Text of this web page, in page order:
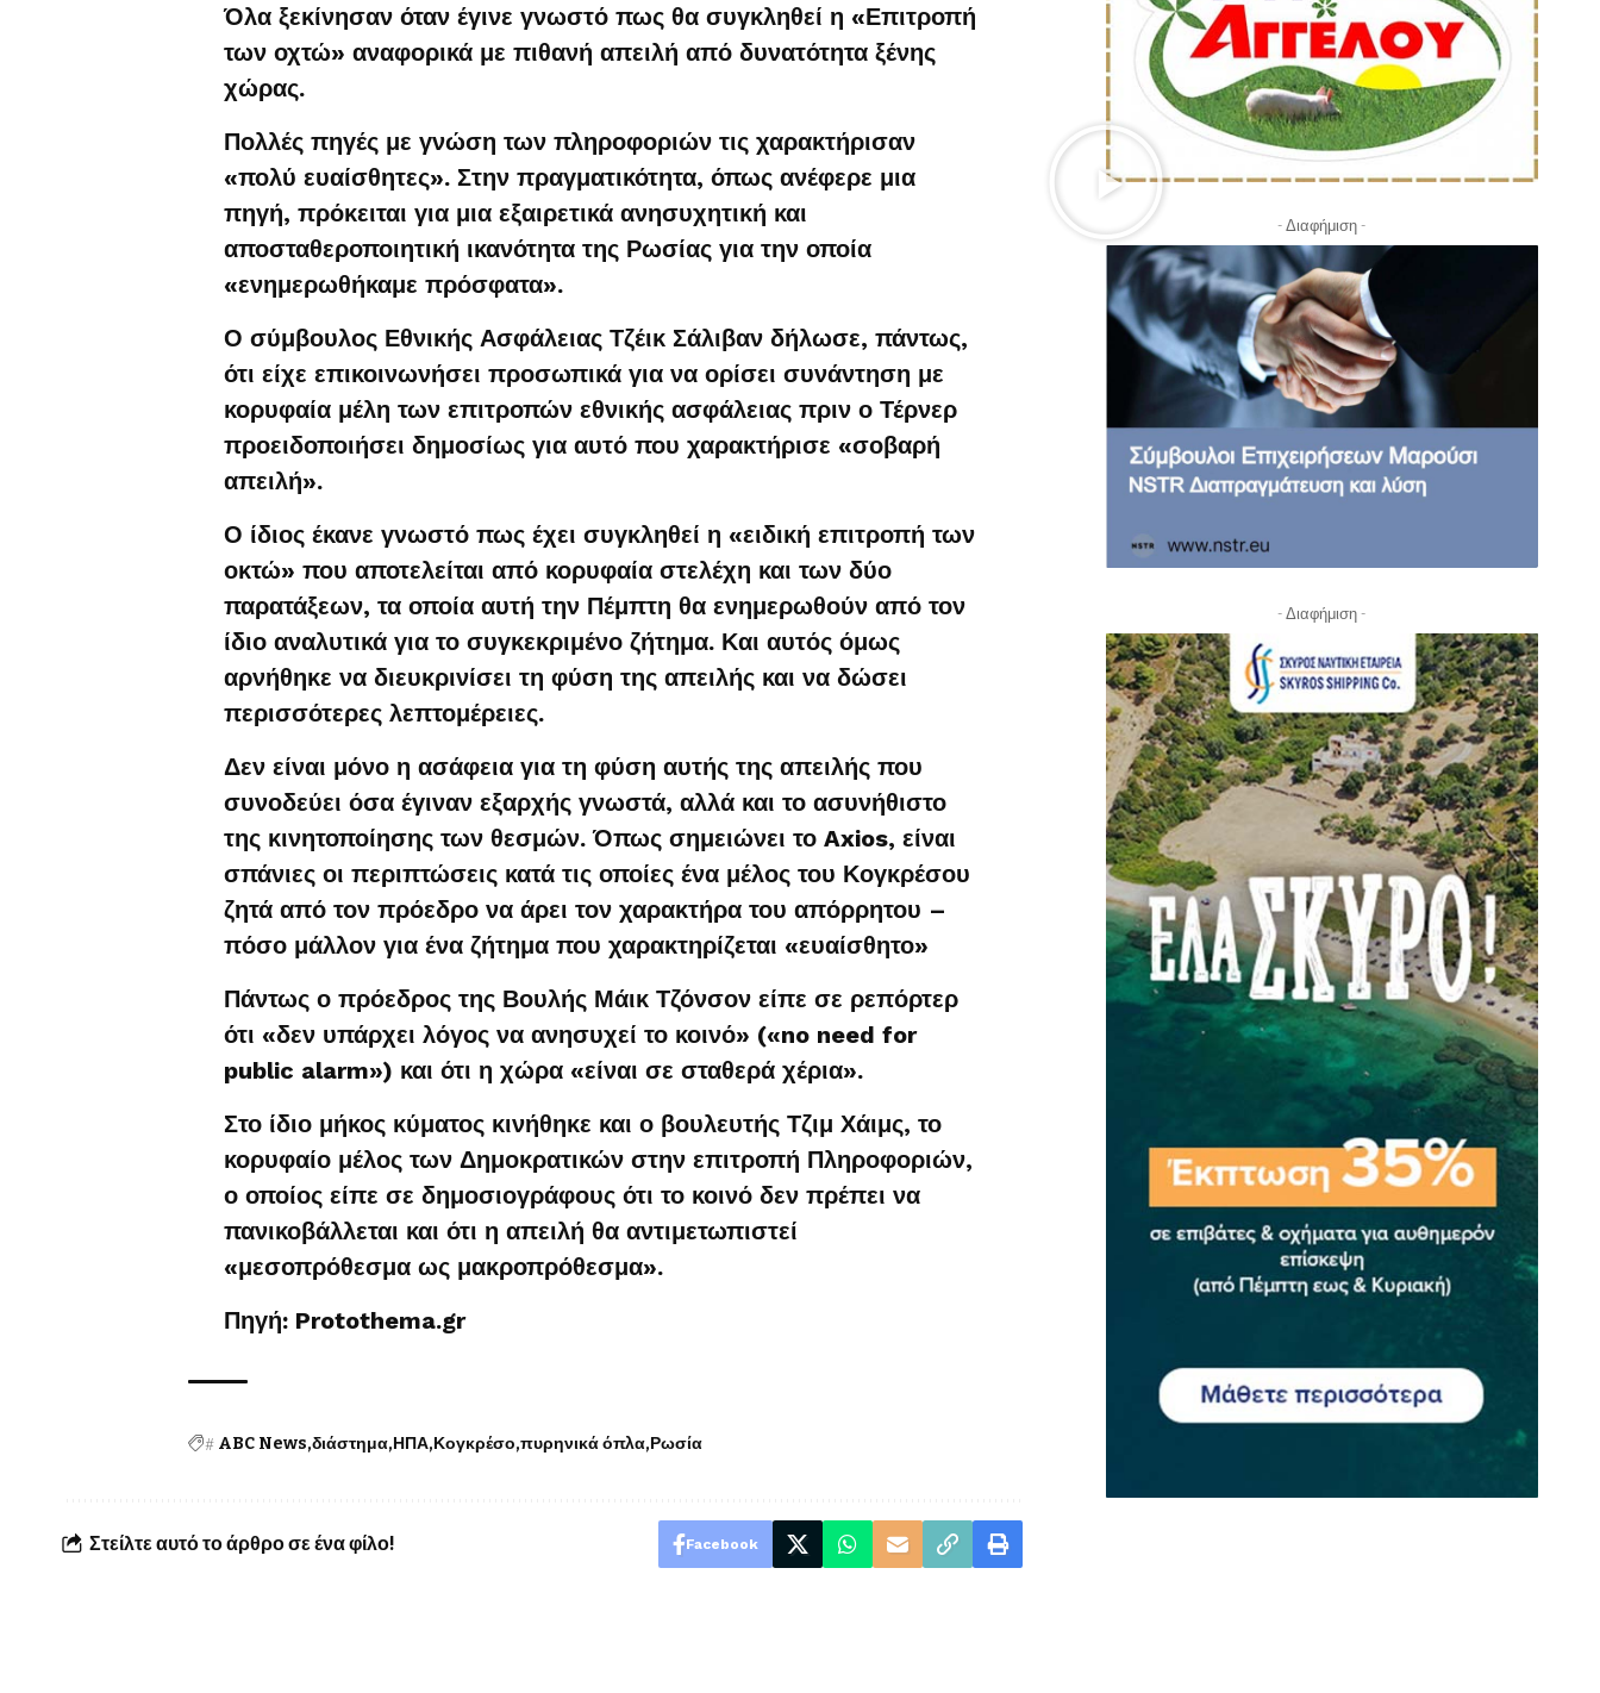
Όλα ξεκίνησαν όταν έγινε γνωστό πως θα συγκληθεί η «Επιτροπή
των οχτώ» αναφορικά με πιθανή απειλή από δυνατότητα ξένης
χώρας.
Πολλές πηγές με γνώση των πληροφοριών τις χαρακτήρισαν
«πολύ ευαίσθητες». Στην πραγματικότητα, όπως ανέφερε μια
πηγή, πρόκειται για μια εξαιρετικά ανησυχητική και
αποσταθεροποιητική ικανότητα της Ρωσίας για την οποία
«ενημερωθήκαμε πρόσφατα».
Ο σύμβουλος Εθνικής Ασφάλειας Τζέικ Σάλιβαν δήλωσε, πάντως,
ότι είχε επικοινωνήσει προσωπικά για να ορίσει συνάντηση με
κορυφαία μέλη των επιτροπών εθνικής ασφάλειας πριν ο Τέρνερ
προειδοποιήσει δημοσίως για αυτό που χαρακτήρισε «σοβαρή
απειλή».
Ο ίδιος έκανε γνωστό πως έχει συγκληθεί η «ειδική επιτροπή των
οκτώ» που αποτελείται από κορυφαία στελέχη και των δύο
παρατάξεων, τα οποία αυτή την Πέμπτη θα ενημερωθούν από τον
ίδιο αναλυτικά για το συγκεκριμένο ζήτημα. Και αυτός όμως
αρνήθηκε να διευκρινίσει τη φύση της απειλής και να δώσει
περισσότερες λεπτομέρειες.
Δεν είναι μόνο η ασάφεια για τη φύση αυτής της απειλής που
συνοδεύει όσα έγιναν εξαρχής γνωστά, αλλά και το ασυνήθιστο
της κινητοποίησης των θεσμών. Όπως σημειώνει το Axios, είναι
σπάνιες οι περιπτώσεις κατά τις οποίες ένα μέλος του Κογκρέσου
ζητά από τον πρόεδρο να άρει τον χαρακτήρα του απόρρητου –
πόσο μάλλον για ένα ζήτημα που χαρακτηρίζεται «ευαίσθητο»
Πάντως ο πρόεδρος της Βουλής Μάικ Τζόνσον είπε σε ρεπόρτερ
ότι «δεν υπάρχει λόγος να ανησυχεί το κοινό» («no need for
public alarm») και ότι η χώρα «είναι σε σταθερά χέρια».
Στο ίδιο μήκος κύματος κινήθηκε και ο βουλευτής Τζιμ Χάιμς, το
κορυφαίο μέλος των Δημοκρατικών στην επιτροπή Πληροφοριών,
ο οποίος είπε σε δημοσιογράφους ότι το κοινό δεν πρέπει να
πανικοβάλλεται και ότι η απειλή θα αντιμετωπιστεί
«μεσοπρόθεσμα ως μακροπρόθεσμα».
Πηγή: Protothema.gr
# ABC News διάστημα ΗΠΑ Κογκρέσο πυρηνικά όπλα Ρωσία
Στείλτε αυτό το άρθρο σε ένα φίλο! Facebook
- Διαφήμιση -
- Διαφήμιση -